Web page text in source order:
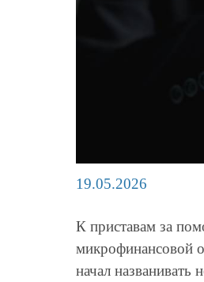
19.05.2026
К приставам за
микрофинансовой
начал названивать